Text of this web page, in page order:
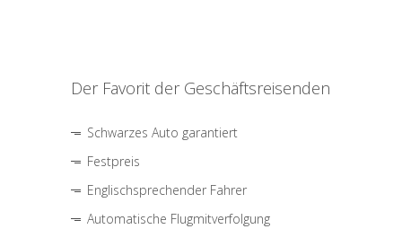
Der Favorit der Geschäftsreisenden
Schwarzes Auto garantiert
Festpreis
Englischsprechender Fahrer
Automatische Flugmitverfolgung